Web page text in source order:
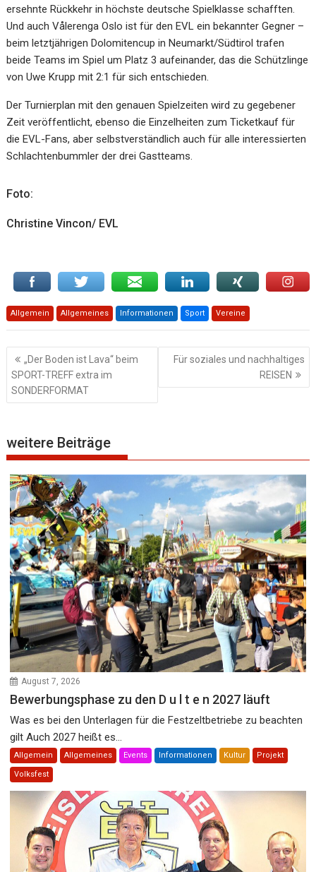
ersehnte Rückkehr in höchste deutsche Spielklasse schafften.
Und auch Vålerenga Oslo ist für den EVL ein bekannter Gegner –
beim letztjährigen Dolomitencup in Neumarkt/Südtirol trafen
beide Teams im Spiel um Platz 3 aufeinander, das die Schützlinge
von Uwe Krupp mit 2:1 für sich entschieden.
Der Turnierplan mit den genauen Spielzeiten wird zu gegebener
Zeit veröffentlicht, ebenso die Einzelheiten zum Ticketkauf für
die EVL-Fans, aber selbstverständlich auch für alle interessierten
Schlachtenbummler der drei Gastteams.
Foto:
Christine Vincon/ EVL
Allgemein Allgemeines Informationen Sport Vereine
Beitragsnavigation
„Der Boden ist Lava“ beim
SPORT-TREFF extra im
SONDERFORMAT
Für soziales und nachhaltiges
REISEN
weitere Beiträge
August 7, 2026
Bewerbungsphase zu den D u l t e n 2027 läuft
Was es bei den Unterlagen für die Festzeltbetriebe zu beachten
gilt Auch 2027 heißt es...
Allgemein Allgemeines Events Informationen Kultur Projekt
Volksfest